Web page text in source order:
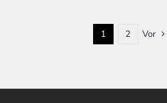
1 2 Vor